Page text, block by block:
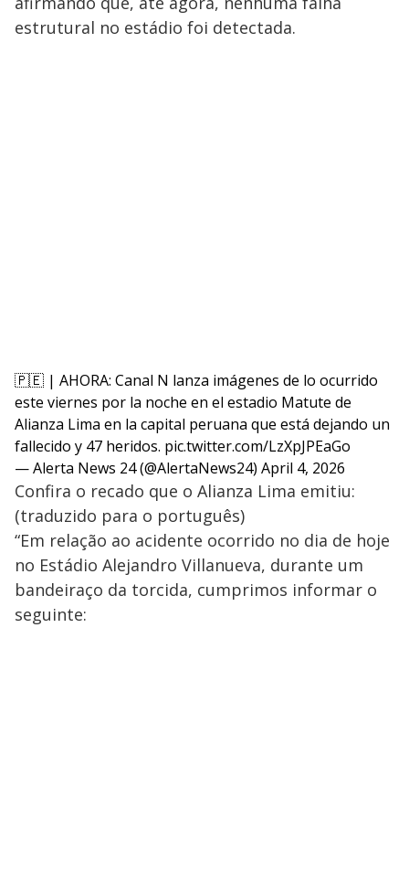
estrutural no estádio foi detectada.
🇵🇪 | AHORA: Canal N lanza imágenes de lo ocurrido
este viernes por la noche en el estadio Matute de
Alianza Lima en la capital peruana que está dejando un
fallecido y 47 heridos. pic.twitter.com/LzXpJPEaGo
— Alerta News 24 (@AlertaNews24) April 4, 2026
Confira o recado que o Alianza Lima emitiu:
(traduzido para o português)
“Em relação ao acidente ocorrido no dia de hoje
no Estádio Alejandro Villanueva, durante um
bandeiraço da torcida, cumprimos informar o
seguinte: